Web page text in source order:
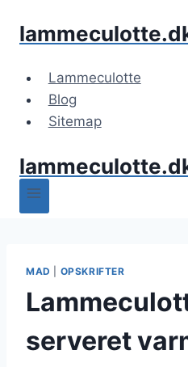
Lammeculotte
Blog
Sitemap
MAD OPSKRIFTER
serveret